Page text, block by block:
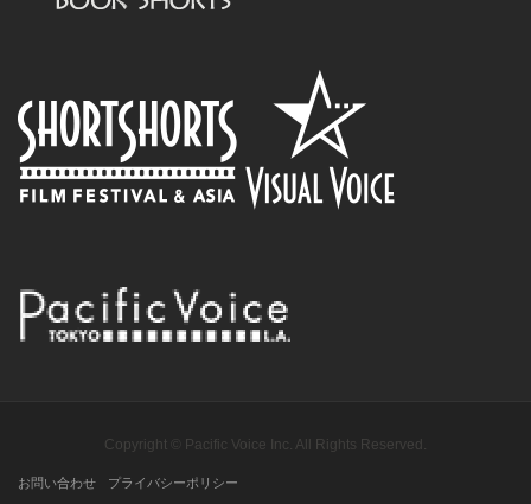
Copyright © Pacific Voice Inc. All Rights Reserved.
お問い合わせ プライバシーポリシー